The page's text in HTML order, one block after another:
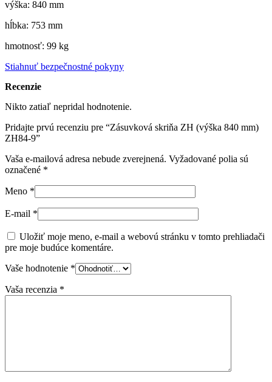
výška: 840 mm
hĺbka: 753 mm
hmotnosť: 99 kg
Stiahnuť bezpečnostné pokyny
Recenzie
Nikto zatiaľ nepridal hodnotenie.
Pridajte prvú recenziu pre “Zásuvková skriňa ZH (výška 840 mm)
ZH84-9”
Vaša e-mailová adresa nebude zverejnená. Vyžadované polia sú
označené *
Meno *
E-mail *
Uložiť moje meno, e-mail a webovú stránku v tomto prehliadači
pre moje budúce komentáre.
Vaše hodnotenie *
Vaša recenzia *